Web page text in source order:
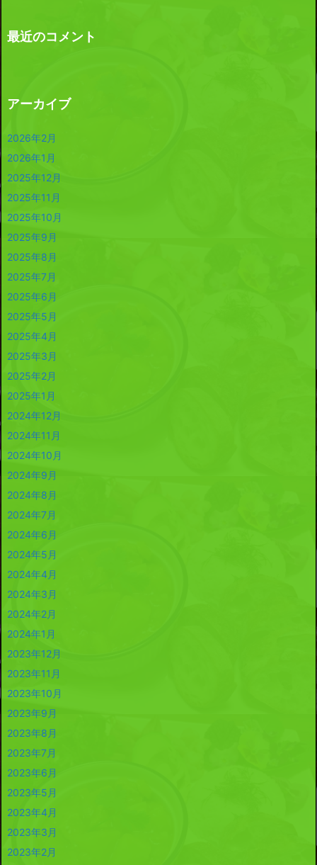
最近のコメント
アーカイブ
2026年2月
2026年1月
2025年12月
2025年11月
2025年10月
2025年9月
2025年8月
2025年7月
2025年6月
2025年5月
2025年4月
2025年3月
2025年2月
2025年1月
2024年12月
2024年11月
2024年10月
2024年9月
2024年8月
2024年7月
2024年6月
2024年5月
2024年4月
2024年3月
2024年2月
2024年1月
2023年12月
2023年11月
2023年10月
2023年9月
2023年8月
2023年7月
2023年6月
2023年5月
2023年4月
2023年3月
2023年2月